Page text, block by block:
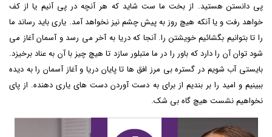
پی دانستن هستید. از بخت ما ست شاید که هر آنچه در پی آنیم یا از کف
خواهد رفت و یا آنکه هیچ روز به پیش چشم نیز نخواهد آمد. یاری باید رساند ما
را تا بتوانیم بگشائیم خویشتن را. آنجا که دریا به آخر می رسد و آسمان آغاز می
شود توان آن را دارد که باور را در ما متبلور سازد تا هیچ چیز با آن به عناد برخیزد.
بایستی آب شویم در گستره بی مرز افق ها تا پایان دریا و آغاز آسمان را به دیده
ببینیم و امید را بر بندیم از برای به دست آوردن دست های یاری دهنده. از پای
نخواهیم نشست هیچ گاه بی شک.